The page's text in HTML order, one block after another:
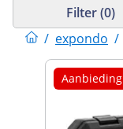
/ expondo /
Filter (0)
Aanbieding